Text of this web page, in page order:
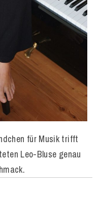
für Musik trifft
Leo-Bluse genau